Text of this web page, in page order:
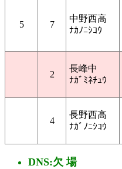
5 7
中野西高
ﾅｶﾉﾆｼｺｳ
2
長峰中
ﾅｶﾞﾐﾈﾁｭｳ
4
長野西高
ﾅｶﾞﾉﾆｼｺｳ
DNS:欠 場